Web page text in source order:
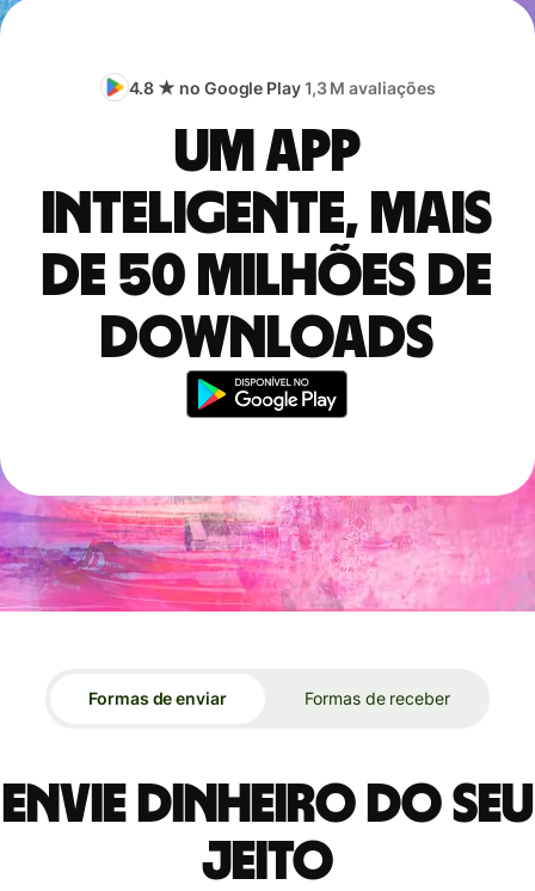
4.8 ★ no Google Play1,3 M avaliações
Um app
inteligente, mais
de 50 milhões de
downloads
Formas de enviar Formas de receber
Envie dinheiro do seu
jeito